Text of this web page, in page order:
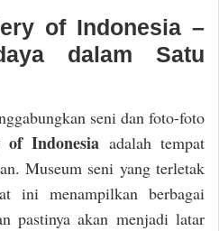
of Indonesia –
dalam Satu
seni dan foto-foto
Indonesia adalah tempat
Museum seni yang terletak
ini menampilkan berbagai
pastinya akan menjadi latar